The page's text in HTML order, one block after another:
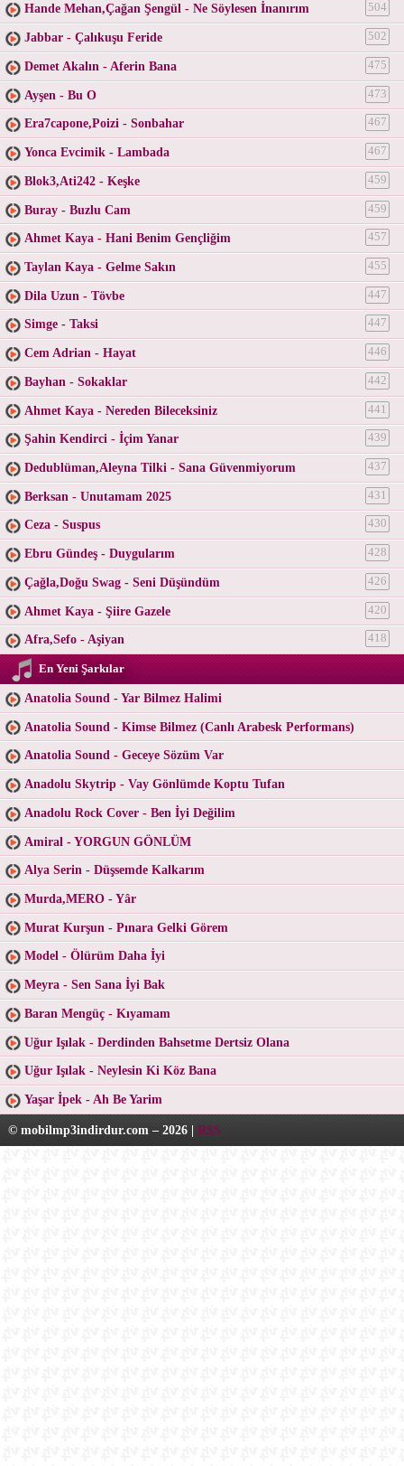
Hande Mehan,Çağan Şengül - Ne Söylesen İnanırım 504
Jabbar - Çalıkuşu Feride 502
Demet Akalın - Aferin Bana 475
Ayşen - Bu O 473
Era7capone,Poizi - Sonbahar 467
Yonca Evcimik - Lambada 467
Blok3,Ati242 - Keşke 459
Buray - Buzlu Cam 459
Ahmet Kaya - Hani Benim Gençliğim 457
Taylan Kaya - Gelme Sakın 455
Dila Uzun - Tövbe 447
Simge - Taksi 447
Cem Adrian - Hayat 446
Bayhan - Sokaklar 442
Ahmet Kaya - Nereden Bileceksiniz 441
Şahin Kendirci - İçim Yanar 439
Dedublüman,Aleyna Tilki - Sana Güvenmiyorum 437
Berksan - Unutamam 2025 431
Ceza - Suspus 430
Ebru Gündeş - Duygularım 428
Çağla,Doğu Swag - Seni Düşündüm 426
Ahmet Kaya - Şiire Gazele 420
Afra,Sefo - Aşiyan 418
En Yeni Şarkılar
Anatolia Sound - Yar Bilmez Halimi
Anatolia Sound - Kimse Bilmez (Canlı Arabesk Performans)
Anatolia Sound - Geceye Sözüm Var
Anadolu Skytrip - Vay Gönlümde Koptu Tufan
Anadolu Rock Cover - Ben İyi Değilim
Amiral - YORGUN GÖNLÜM
Alya Serin - Düşsemde Kalkarım
Murda,MERO - Yâr
Murat Kurşun - Pınara Gelki Görem
Model - Ölürüm Daha İyi
Meyra - Sen Sana İyi Bak
Baran Mengüç - Kıyamam
Uğur Işılak - Derdinden Bahsetme Dertsiz Olana
Uğur Işılak - Neylesin Ki Köz Bana
Yaşar İpek - Ah Be Yarim
© mobilmp3indirdur.com – 2026 | RSS